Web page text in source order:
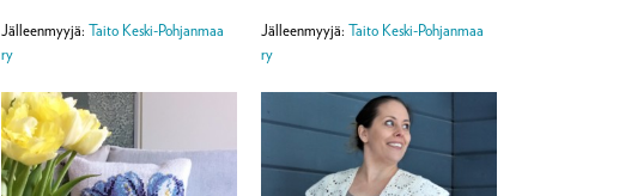
Jälleenmyyjä:Taito Keski-Pohjanmaa
ry
Jälleenmyyjä: Taito Keski-Pohjanmaa
ry